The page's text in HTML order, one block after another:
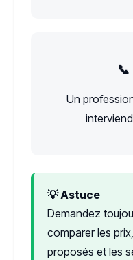
Un
💡 Astuce
Demandez
comparer les
proposés et les